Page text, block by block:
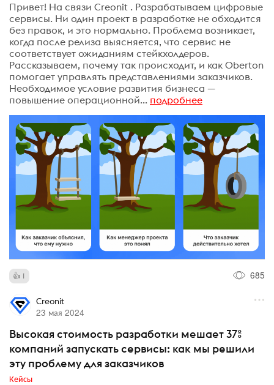
Привет! На связи Creonit . Разрабатываем цифровые
сервисы. Ни один проект в разработке не обходится
без правок, и это нормально. Проблема возникает,
когда после релиза выясняется, что сервис не
соответствует ожиданиям стейкхолдеров.
Рассказываем, почему так происходит, и как Oberton
помогает управлять представлениями заказчиков.
Необходимое условие развития бизнеса —
повышение операционной... подробнее
1 685
Creonit
23 мая 2024
Высокая стоимость разработки мешает 37%
компаний запускать сервисы: как мы решили
эту проблему для заказчиков
Кейсы